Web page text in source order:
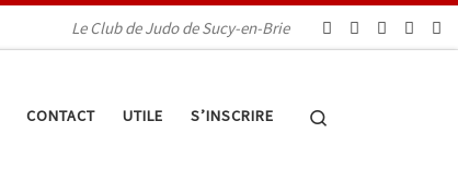
Le Club de Judo de Sucy-en-Brie
CONTACT UTILE S’INSCRIRE